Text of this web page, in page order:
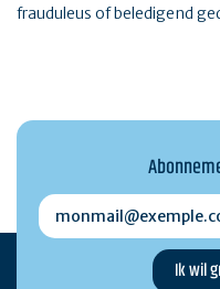
frauduleus of beledigend
monmail@exemple.com